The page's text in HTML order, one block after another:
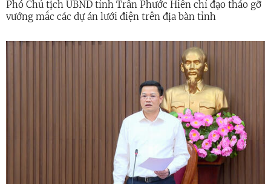
Phó Chủ tịch UBND tỉnh Trần Phước Hiền chỉ đạo tháo gỡ
vướng mắc các dự án lưới điện trên địa bàn tỉnh